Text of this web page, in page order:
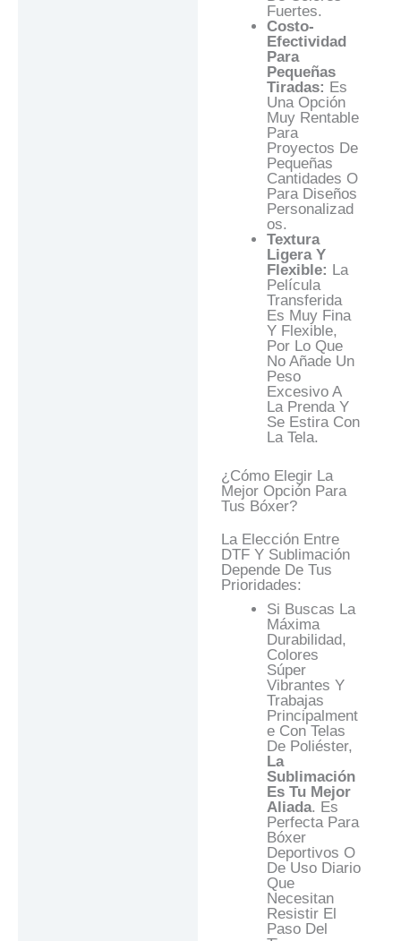
Fuertes.
Costo-
Efectividad
Para
Pequeñas
Tiradas: Es
Una Opción
Muy Rentable
Para
Proyectos De
Pequeñas
Cantidades O
Para Diseños
Personalizad
Os.
Textura
Ligera Y
Flexible: La
Película
Transferida
Es Muy Fina
Y Flexible,
Por Lo Que
No Añade Un
Peso
Excesivo A
La Prenda Y
Se Estira Con
La Tela.
¿Cómo Elegir La
Mejor Opción Para
Tus Bóxer?
La Elección Entre
DTF Y Sublimación
Depende De Tus
Prioridades:
Si Buscas La
Máxima
Durabilidad,
Colores
Súper
Vibrantes Y
Trabajas
Principalment
E Con Telas
De Poliéster,
La
Sublimación
Es Tu Mejor
Aliada. Es
Perfecta Para
Bóxer
Deportivos O
De Uso Diario
Que
Necesitan
Resistir El
Paso Del